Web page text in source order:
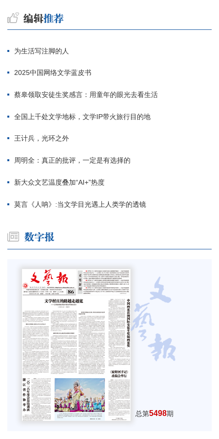
为生活写注脚的人
2025中国网络文学蓝皮书
蔡皋领取安徒生奖感言：用童年的眼光去看生活
全国上千处文学地标，文学IP带火旅行目的地
王计兵，光环之外
周明全：真正的批评，一定是有选择的
新大众文艺温度叠加“AI+”热度
莫言《人呐》:当文学目光遇上人类学的透镜
总第5498期